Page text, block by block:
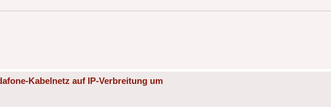
Kabelnetz auf IP-Verbreitung um